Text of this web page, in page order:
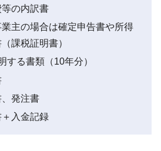
等の内訳書
主の場合は確定申告書や所得
課税証明書）
する書類（10年分）
発注書
入金記録